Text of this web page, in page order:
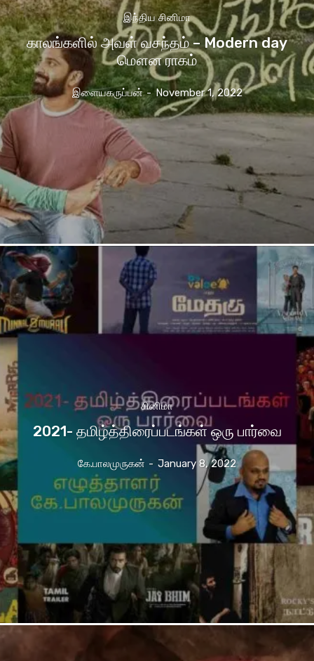
இந்திய சினிமா
காலங்களில் அவள் வசந்தம் – Modern day
மௌன ராகம்
இளையகருப்பன் - November 1, 2022
சினிமா
2021- தமிழ்த்திரைப்படங்கள் ஒரு பார்வை
கே.பாலமுருகன் - January 8, 2022